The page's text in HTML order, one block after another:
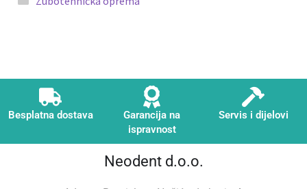
Besplatna dostava
Garancija na
ispravnost
Servis i dijelovi
Neodent d.o.o.